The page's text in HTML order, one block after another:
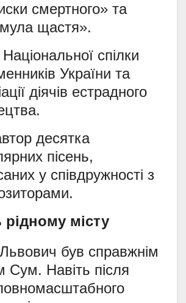
смертного» та
щастя».
спілки
України та
діячів естрадного
десятка
пісень,
у співдружності з
рідному місту
Львович був справжнім
Сум. Навіть після